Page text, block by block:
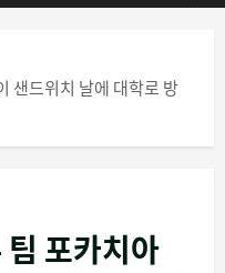
샌드위치 날에 대학로 방
포카치아